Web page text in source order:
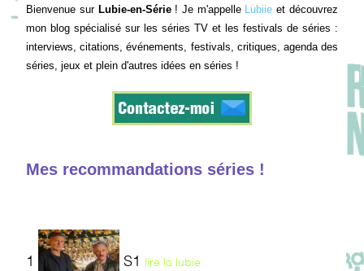
Bienvenue sur Lubie-en-Série! Je m'appelle Lubiie et découvrez
mon blog spécialisé sur les séries TV et les festivals de séries :
interviews, citations, événements, festivals, critiques, agenda des
séries, jeux et plein d'autres idées en séries !
Mes recommandations séries !
1 S1 lire la lubie